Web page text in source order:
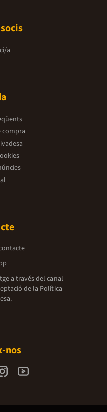
a
compra
a través del canal
de la Política
nos